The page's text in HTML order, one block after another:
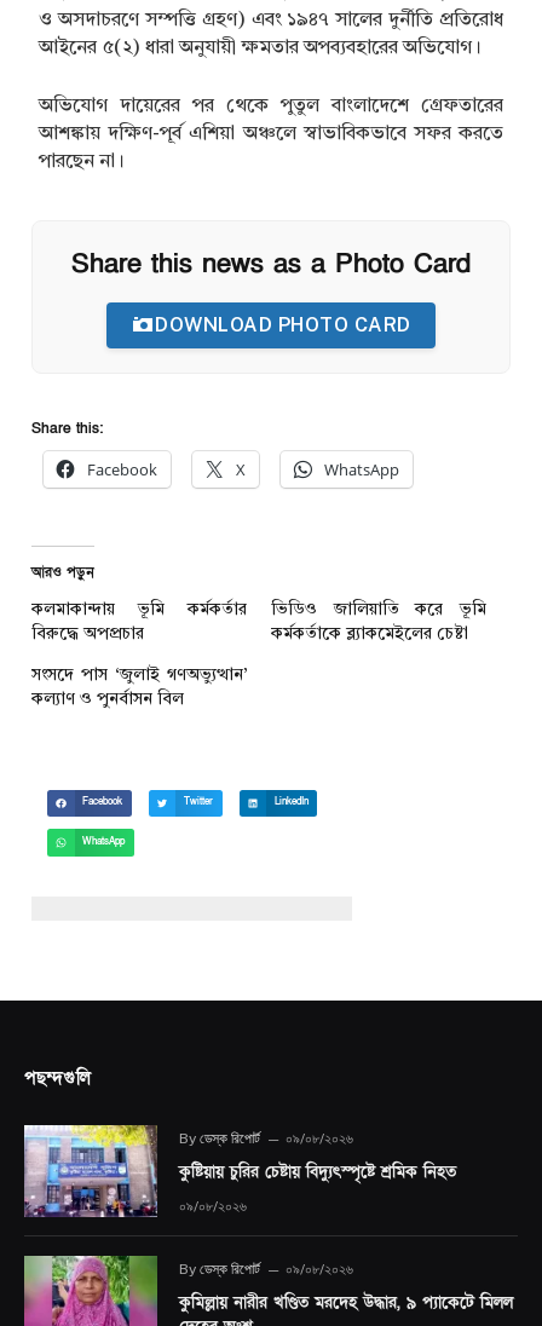
ও অসদাচরণে সম্পত্তি গ্রহণ) এবং ১৯৪৭ সালের দুর্নীতি প্রতিরোধ
আইনের ৫(২) ধারা অনুযায়ী ক্ষমতার অপব্যবহারের অভিযোগ।
অভিযোগ দায়েরের পর থেকে পুতুল বাংলাদেশে গ্রেফতারের
আশঙ্কায় দক্ষিণ-পূর্ব এশিয়া অঞ্চলে স্বাভাবিকভাবে সফর করতে
পারছেন না।
Share this news as a Photo Card
DOWNLOAD PHOTO CARD
Share this:
Facebook X WhatsApp
আরও পড়ুন
কলমাকান্দায় ভূমি কর্মকর্তার
বিরুদ্ধে অপপ্রচার
ভিডিও জালিয়াতি করে ভূমি
কর্মকর্তাকে ব্ল্যাকমেইলের চেষ্টা
সংসদে পাস ‘জুলাই গণঅভ্যুত্থান’
কল্যাণ ও পুনর্বাসন বিল
Facebook Twitter LinkedIn
WhatsApp
পছন্দগুলি
By ডেস্ক রিপোর্ট ০৯/০৮/২০২৬
কুষ্টিয়ায় চুরির চেষ্টায় বিদ্যুৎস্পৃষ্টে শ্রমিক নিহত
০৯/০৮/২০২৬
By ডেস্ক রিপোর্ট ০৯/০৮/২০২৬
কুমিল্লায় নারীর খণ্ডিত মরদেহ উদ্ধার, ৯ প্যাকেটে মিলল